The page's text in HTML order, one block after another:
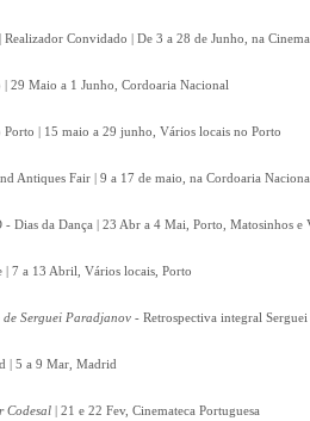
Convidado | De 3 a 28 de Junho, na
| 29 Maio a 1 Junho, Cordoaria Nacional
| 15 maio a 29 junho, Vários locais no Porto
Antiques Fair | 9 a 17 de maio, na Cordoaria
- Dias da Dança | 23 Abr a 4 Mai, Porto, Matosinhos e
| 7 a 13 Abril, Vários locais, Porto
de Serguei Paradjanov - Retrospectiva integral
| 5 a 9 Mar, Madrid
Codesal | 21 e 22 Fev, Cinemateca Portuguesa